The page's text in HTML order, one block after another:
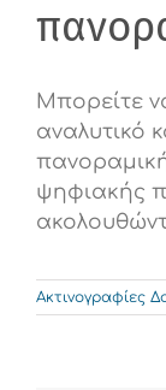
Μπορείτε
αναλυτικό
ψηφιακής
Ακτινογραφίες